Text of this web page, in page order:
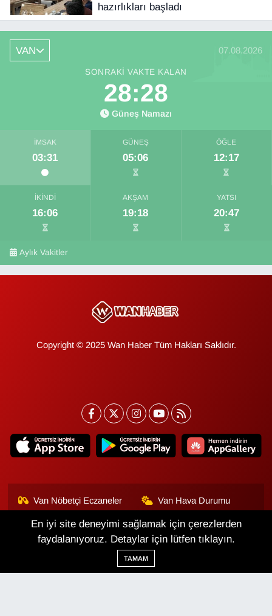
hazırlıkları başladı
VAN 07.08.2026
SONRAKI VAKTE KALAN
28:27
Güneş Namazı
İMSAK
03:31
GÜNEŞ
05:06
ÖĞLE
12:17
İKINDI
16:06
AKŞAM
19:18
YATSI
20:47
Aylık Vakitler
Copyright © 2025 Wan Haber Tüm Hakları Saklıdır.
Van Nöbetçi Eczaneler Van Hava Durumu
Van Namaz Vakitleri
Van Trafik Yoğunluk
Haritası
Puan Durumu ve Fikstür
En iyi site deneyimi sağlamak için çerezlerden
faydalanıyoruz. Detaylar için lütfen tıklayın.
TAMAM